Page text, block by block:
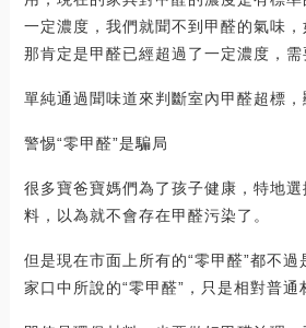
一定濃度，我們就聞不到甲醛的氣味，
那肯定是甲醛已經超過了一定濃度，需
單純通過聞味道來判斷室內甲醛超標，
警惕“零甲醛”是騙局
很多寶爸寶媽們為了孩子健康，特地選
料，以為就不會存在甲醛污染了。
但是現在市面上所有的“零甲醛”都不
家口中所說的“零甲醛”，只是相對普通